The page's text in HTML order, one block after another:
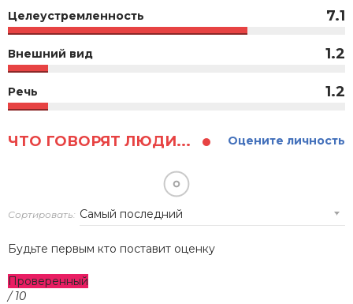
Целеустремленность 7.1
Внешний вид 1.2
Речь 1.2
ЧТО ГОВОРЯТ ЛЮДИ... Оцените личность
Сортировать:
Будьте первым кто поставит оценку
Проверенный
/ 10